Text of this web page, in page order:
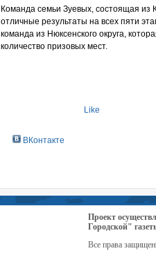
Команда семьи Зуевых, состоящая из
отличные результаты на всех пяти
команда из Нюксенского округа,
количество призовых мест.
Like
ВКонтакте
Проект
Городской"
Все права